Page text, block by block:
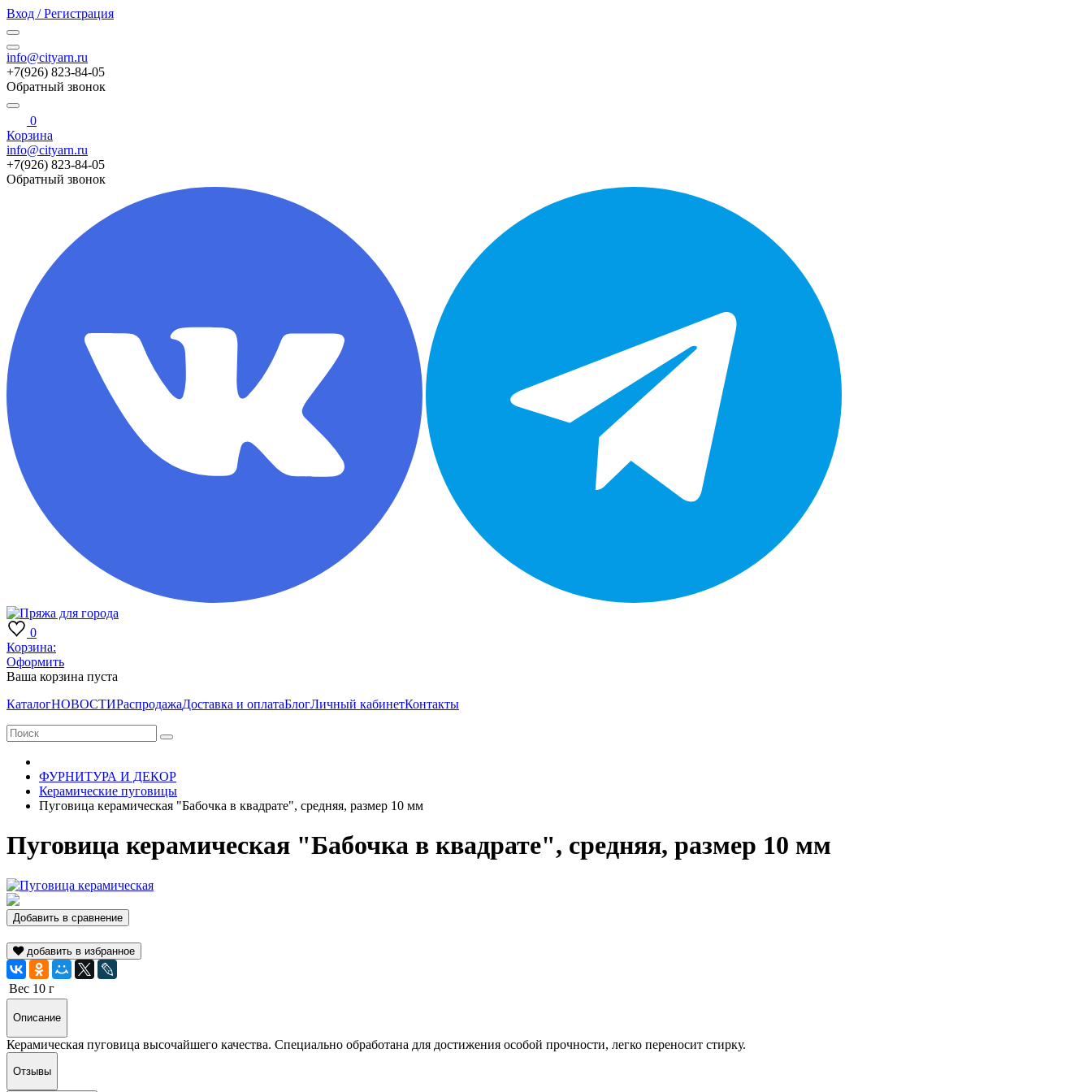
Вход / Регистрация
info@cityarn.ru
+7(926) 823-84-05
Обратный звонок
0
Корзина
info@cityarn.ru
+7(926) 823-84-05
Обратный звонок
0
Корзина:
Оформить
Ваша корзина пуста
КаталогНОВОСТИРаспродажаДоставка и оплатаБлогЛичный кабинетКонтакты
ФУРНИТУРА И ДЕКОР
Керамические пуговицы
Пуговица керамическая "Бабочка в квадрате", средняя, размер 10 мм
Пуговица керамическая "Бабочка в квадрате", средняя, размер 10 мм
Добавить в сравнение
добавить в избранное
Вес 10 г
Описание
Керамическая пуговица высочайшего качества. Специально обработана для достижения особой прочности, легко переносит стирку.
Отзывы